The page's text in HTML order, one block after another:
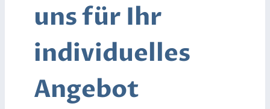
uns für Ihr
individuelles
Angebot